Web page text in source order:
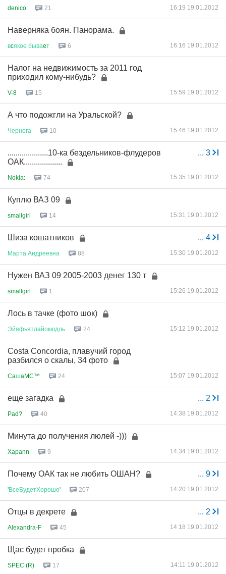
denico 21 16:19 19.01.2012
Наверняка боян. Панорама.
вcякое бываeт 6 16:16 19.01.2012
Налог на недвижимость за 2011 год
приходил кому-нибудь?
V-8 15 15:59 19.01.2012
А что подожгли на Уральской?
Чернега 10 15:46 19.01.2012
... 3
....................10-ка бездельников-флудеров
ОАК...................
Nokia: 74 15:35 19.01.2012
Куплю ВАЗ 09
smallgirl 14 15:31 19.01.2012
... 4
Шиза кошатников
Марта Андреевна 88 15:30 19.01.2012
Нужен ВАЗ 09 2005-2003 денег 130 т
smallgirl 1 15:26 19.01.2012
Лось в тачке (фото шок)
Эйяфьятлайокюдль 24 15:12 19.01.2012
Costa Concordia, плавучий город
разбился о скалы, 34 фото
CaшaMC™ 24 15:07 19.01.2012
... 2
еще загадка
Pad? 40 14:38 19.01.2012
Минута до получения люлей -)))
Xapann 9 14:34 19.01.2012
... 9
Почему ОАК так не любить ОШАН?
'ВсеБудетХорошо' 207 14:20 19.01.2012
... 2
Отцы в декрете
Alexandra-F 45 14:18 19.01.2012
Щас будет пробка
SPEC (R) 17 14:11 19.01.2012